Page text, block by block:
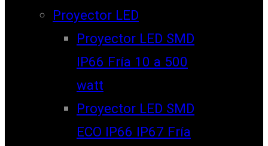
Proyector LED
Proyector LED SMD
IP66 Fría 10 a 500
watt
Proyector LED SMD
ECO IP66 IP67 Fría